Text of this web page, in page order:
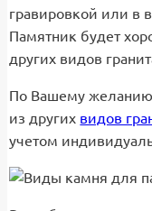
гравировкой или в
Памятник будет
других видов
По Вашему
из других видов
учетом